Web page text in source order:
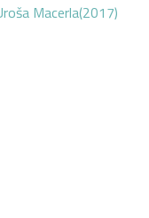
Macerla(2017)